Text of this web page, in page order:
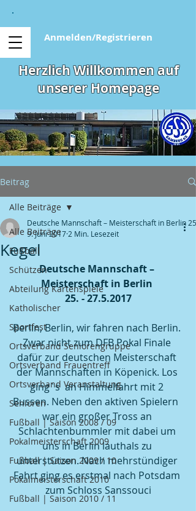
Anmelden/Registrieren
Herzlich Willkommen auf
unserer Homepage
Beitrag
Alle Beiträge
Fußball
Schützen
Abteilung Kartenspiele
Katholischer
Sportfest
Ortsverband Seniorengruppe
Ortsverband Frauentreff
Ortsverband Veranstaltung
Senioren
Fußball | Saison 2008 / 09
Pokalmeisterschaft 2009
Fußball | Saison 2009 / 10
Pokalmeisterschaft 2010
Fußball | Saison 2010 / 11
Alle Beiträge
Kegel
Deutsche Mannschaft – Meisterschaft in Berlin 25.
9. Juni 2017 2 Min. Lesezeit
Deutsche Mannschaft –
Meisterschaft in Berlin
25. - 27.5.2017
Berlin, Berlin, wir fahren nach Berlin.
Zwar nicht zum DFB Pokal Finale
dafür zur deutschen Meisterschaft
der Mannschaften in Köpenick. Los
ging`s  an Himmelfahrt mit 2
Bussen. Neben den aktiven Spielern
war ein großer Tross an
Schlachtenbummler mit dabei um
uns in Berlin lauthals zu
unterstützen. Nach mehrstündiger
Fahrt ging es erstmal nach Potsdam
zum Schloss Sanssouci